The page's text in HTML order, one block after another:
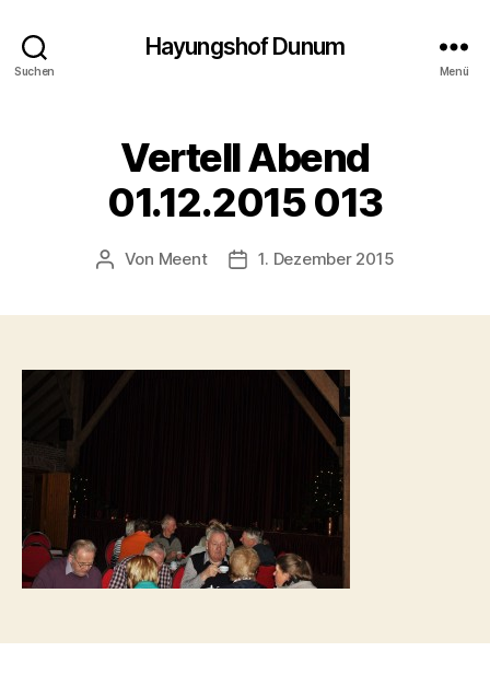
Suchen
Hayungshof Dunum
Menü
Vertell Abend
01.12.2015 013
Beitragsautor
Von Meent Beitragsdatum
1. Dezember 2015